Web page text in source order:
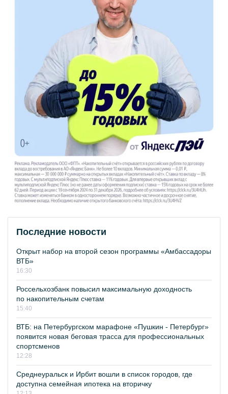
Последние новости
Открыт набор на второй сезон программы «Амбассадоры
ВТБ»
16:30
Россельхозбанк повысил максимальную доходность
по накопительным счетам
15:40
ВТБ: на Петербургском марафоне «Пушкин - Петербург»
появится новая беговая трасса для профессиональных
спортсменов
12:28
Среднеуральск и Ирбит вошли в список городов, где
доступна семейная ипотека на вторичку